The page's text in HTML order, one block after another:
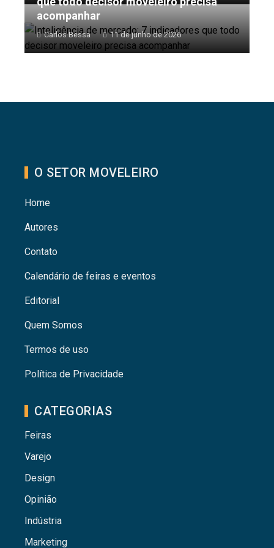
acompanhar
Carlos Bessa 11 de junho de 2026
O SETOR MOVELEIRO
Home
Autores
Contato
Calendário de feiras e eventos
Editorial
Quem Somos
Termos de uso
Política de Privacidade
CATEGORIAS
Feiras
Varejo
Design
Opinião
Indústria
Marketing